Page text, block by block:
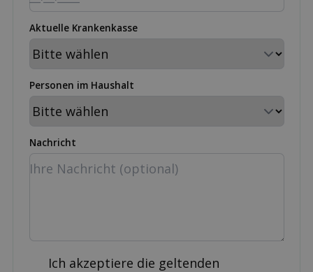
Aktuelle Krankenkasse
Personen im Haushalt
Nachricht
Ich akzeptiere die geltenden